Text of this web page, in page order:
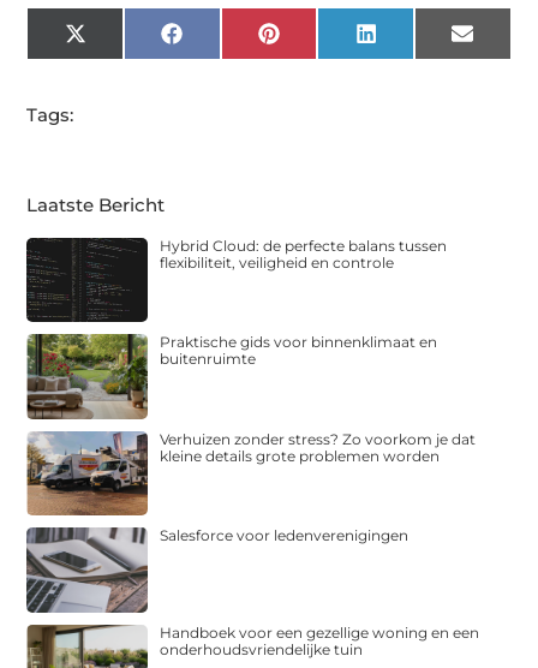
X
(Twitter)
FacebookPinterest LinkedIn Email
Tags:
Laatste Bericht
Hybrid Cloud: de perfecte balans tussen
flexibiliteit, veiligheid en controle
Praktische gids voor binnenklimaat en
buitenruimte
Verhuizen zonder stress? Zo voorkom je dat
kleine details grote problemen worden
Salesforce voor ledenverenigingen
Handboek voor een gezellige woning en een
onderhoudsvriendelijke tuin